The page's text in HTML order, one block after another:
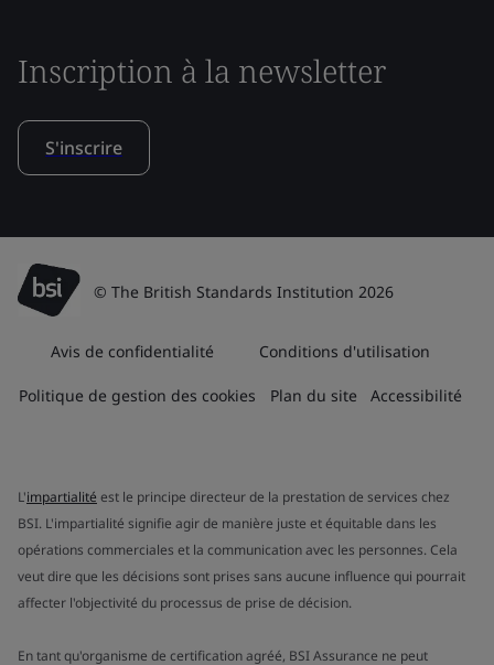
Inscription à la newsletter
S'inscrire
© The British Standards Institution 2026
Avis de confidentialité Conditions d'utilisation
Politique de gestion des cookies Plan du site Accessibilité
L'impartialité est le principe directeur de la prestation de services chez
BSI. L'impartialité signifie agir de manière juste et équitable dans les
opérations commerciales et la communication avec les personnes. Cela
veut dire que les décisions sont prises sans aucune influence qui pourrait
affecter l'objectivité du processus de prise de décision.
En tant qu'organisme de certification agréé, BSI Assurance ne peut